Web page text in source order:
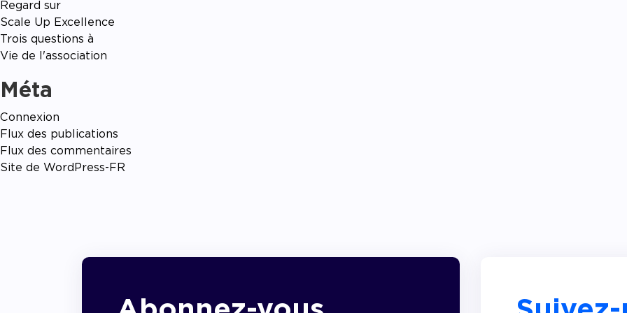
Regard sur
Scale Up Excellence
Trois questions à
Vie de l'association
Méta
Connexion
Flux des publications
Flux des commentaires
Site de WordPress-FR